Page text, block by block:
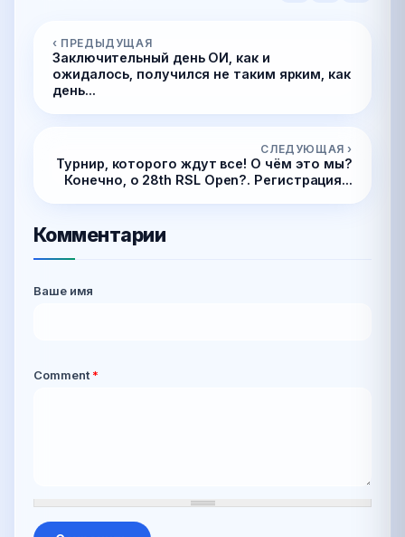
‹ ПРЕДЫДУЩАЯ
Заключительный день ОИ, как и
ожидалось, получился не таким ярким, как
день...
СЛЕДУЮЩАЯ ›
Турнир, которого ждут все! О чём это мы?
Конечно, о 28th RSL Open?. Регистрация...
Комментарии
Ваше имя
Comment *